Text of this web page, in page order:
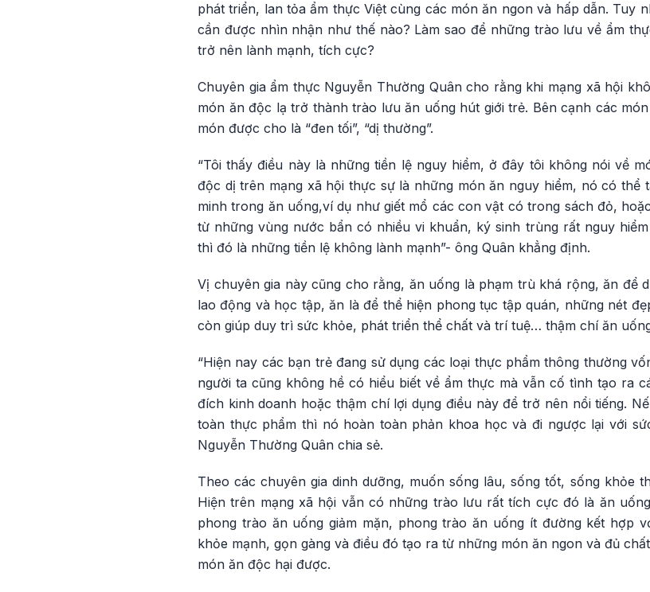
phát triển, lan tỏa ẩm thực Việt cùng các món ăn ngon và hấp dẫn. Tuy
cần được nhìn nhận như thế nào? Làm sao để những trào lưu về ẩm
trở nên lành mạnh, tích cực?
Chuyên gia ẩm thực Nguyễn Thường Quân cho rằng khi mạng xã hội
món ăn độc lạ trở thành trào lưu ăn uống hút giới trẻ. Bên cạnh các
món được cho là “đen tối”, “dị thường”.
“Tôi thấy điều này là những tiền lệ nguy hiểm, ở đây tôi không nói về
độc dị trên mạng xã hội thực sự là những món ăn nguy hiểm, nó có thể
minh trong ăn uống,ví dụ như giết mổ các con vật có trong sách đỏ,
từ những vùng nước bẩn có nhiều vi khuẩn, ký sinh trùng rất nguy
thì đó là những tiền lệ không lành mạnh”- ông Quân khẳng định.
Vị chuyên gia này cũng cho rằng, ăn uống là phạm trù khá rộng, ăn để
lao động và học tập, ăn là để thể hiện phong tục tập quán, những nét
còn giúp duy trì sức khỏe, phát triển thể chất và trí tuệ… thậm chí ăn
“Hiện nay các bạn trẻ đang sử dụng các loại thực phẩm thông thường
người ta cũng không hề có hiểu biết về ẩm thực mà vẫn cố tình tạo ra
đích kinh doanh hoặc thậm chí lợi dụng điều này để trở nên nổi tiếng.
toàn thực phẩm thì nó hoàn toàn phản khoa học và đi ngược lại với
Nguyễn Thường Quân chia sẻ.
Theo các chuyên gia dinh dưỡng, muốn sống lâu, sống tốt, sống khỏe
Hiện trên mạng xã hội vẫn có những trào lưu rất tích cực đó là ăn
phong trào ăn uống giảm mặn, phong trào ăn uống ít đường kết hợp
khỏe mạnh, gọn gàng và điều đó tạo ra từ những món ăn ngon và đủ
món ăn độc hại được.